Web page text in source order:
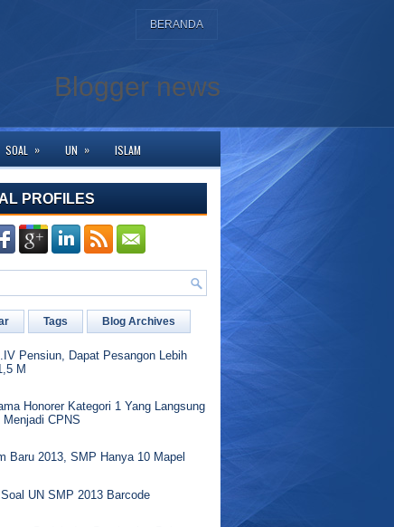
BERANDA
Blogger news
SOAL » UN » ISLAM
ini. Bagi yang membutuhkan bantuan silahkan hubungi kami
PROFILES
Tags Blog Archives
Pensiun, Dapat Pesangon Lebih
M
Honorer Kategori 1 Yang Langsung
Menjadi CPNS
Baru 2013, SMP Hanya 10 Mapel
UN SMP 2013 Barcode